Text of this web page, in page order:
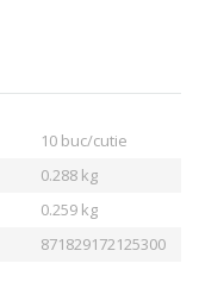
10 buc/cutie
0.288 kg
0.259 kg
871829172125300